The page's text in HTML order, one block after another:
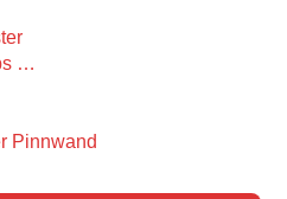
…
Pinnwand